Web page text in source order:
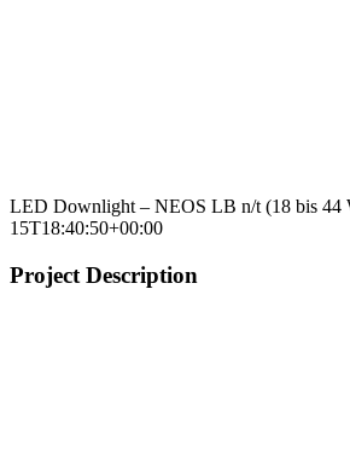
LED Downlight – NEOS LB n/t (18 bis 44
15T18:40:50+00:00
Project Description